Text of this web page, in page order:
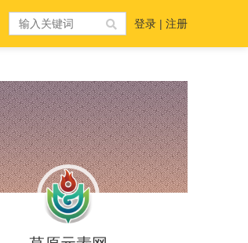
登录 | 注册